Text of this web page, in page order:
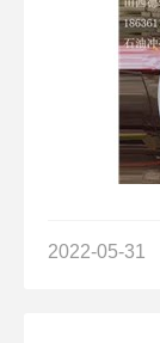
2022-05-31